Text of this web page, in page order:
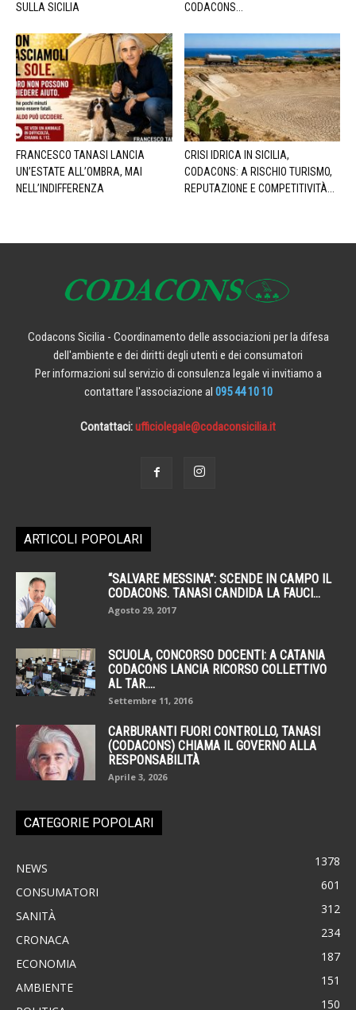
SULLA SICILIA
CODACONS...
FRANCESCO TANASI LANCIA
UN’ESTATE ALL’OMBRA, MAI
NELL’INDIFFERENZA
CRISI IDRICA IN SICILIA,
CODACONS: A RISCHIO TURISMO,
REPUTAZIONE E COMPETITIVITÀ...
Codacons Sicilia - Coordinamento delle associazioni per la difesa
dell'ambiente e dei diritti degli utenti e dei consumatori
Per informazioni sul servizio di consulenza legale vi invitiamo a
contattare l'associazione al 095 44 10 10
Contattaci:ufficiolegale@codaconsicilia.it
ARTICOLI POPOLARI
“SALVARE MESSINA”: SCENDE IN CAMPO IL
CODACONS. TANASI CANDIDA LA FAUCI...
Agosto 29, 2017
SCUOLA, CONCORSO DOCENTI: A CATANIA
CODACONS LANCIA RICORSO COLLETTIVO
AL TAR....
Settembre 11, 2016
CARBURANTI FUORI CONTROLLO, TANASI
(CODACONS) CHIAMA IL GOVERNO ALLA
RESPONSABILITÀ
Aprile 3, 2026
CATEGORIE POPOLARI
NEWS 1378
CONSUMATORI 601
SANITÀ 312
CRONACA 234
ECONOMIA 187
AMBIENTE 151
150